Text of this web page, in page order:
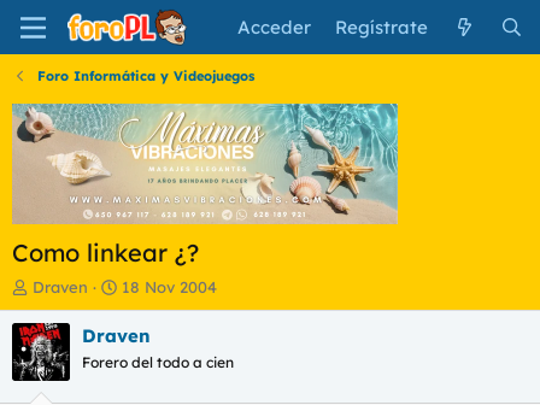
Acceder Regístrate
Foro Informática y Videojuegos
Como linkear ¿?
I
n
i
c
i
a
Draven
F
e
c
a
18 Nov 2004
Draven
Forero del todo a cien